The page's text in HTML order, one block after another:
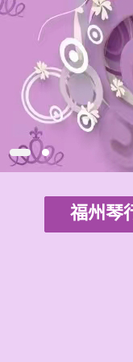
福州琴